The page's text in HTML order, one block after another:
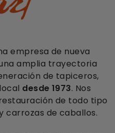
empresa de nueva
amplia trayectoria
de tapiceros,
desde 1973. Nos
de todo tipo
carrozas de caballos.